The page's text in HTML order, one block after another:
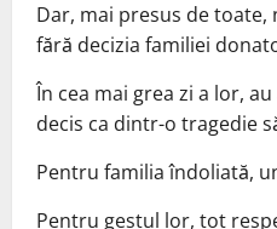
Dar, mai presus de
fără decizia familiei
În cea mai grea zi a lor,
decis ca dintr-o tragedie
Pentru familia îndoliată,
Pentru gestul lor, tot